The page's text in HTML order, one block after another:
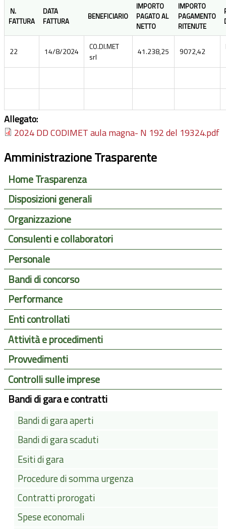
N.
FATTURA
DATA
FATTURA
BENEFICIARIO
IMPORTO
PAGATO AL
NETTO
IMPORTO
PAGAMENTO
RITENUTE
22 14/8/2024
CO.DI.MET
srl
41.238,25 9072,42
Allegato:
2024 DD CODIMET aula magna- N 192 del 19324.pdf
Amministrazione Trasparente
Home Trasparenza
Disposizioni generali
Organizzazione
Consulenti e collaboratori
Personale
Bandi di concorso
Performance
Enti controllati
Attività e procedimenti
Provvedimenti
Controlli sulle imprese
Bandi di gara e contratti
Bandi di gara aperti
Bandi di gara scaduti
Esiti di gara
Procedure di somma urgenza
Contratti prorogati
Spese economali